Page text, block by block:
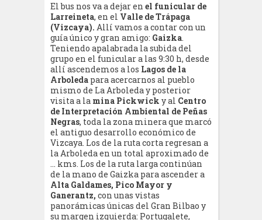
El bus nos va a dejar en el funicular de
Larreineta, en el Valle de Trápaga
(Vizcaya). Allí vamos a contar con un
guía único y gran amigo: Gaizka.
Teniendo apalabrada la subida del
grupo en el funicular a las 9:30 h, desde
allí ascendemos a los Lagos de la
Arboleda para acercarnos al pueblo
mismo de La Arboleda y posterior
visita a la mina Pickwick y al Centro
de Interpretación Ambiental de Peñas
Negras, toda la zona minera que marcó
el antiguo desarrollo económico de
Vizcaya. Los de la ruta corta regresan a
la Arboleda en un total aproximado de
… kms. Los de la ruta larga continúan
de la mano de Gaizka para ascender a
Alta Galdames, Pico Mayor y
Ganerantz, con unas vistas
panorámicas únicas del Gran Bilbao y
su margen izquierda: Portugalete,